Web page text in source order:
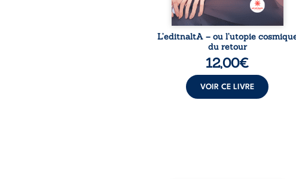
L’editnaltA – ou l’utopie
du retour
12,00€
VOIR CE LIVRE